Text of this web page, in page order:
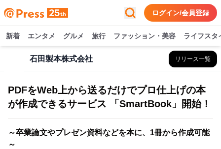
ログイン/会員登録
新着 エンタメ グルメ 旅行 ファッション・美容 ライフスタ
石田製本株式会社 リリース一覧
PDFをWeb上から送るだけでプロ仕上げの本
が作成できるサービス 「SmartBook」開始！
～卒業論文やプレゼン資料などを本に、1冊から作成可能
～